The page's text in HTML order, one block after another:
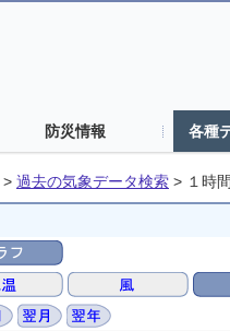
防災情報 各種
> 過去の気象データ検索 > １時